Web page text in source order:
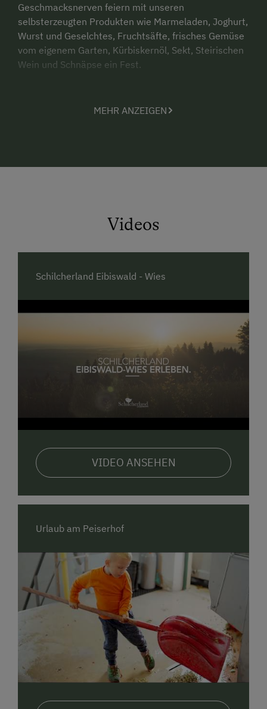
Geschmacksnerven feiern mit unseren
selbsterzeugten Produkten wie Marmeladen, Joghurt,
Wurst und Geselchtes, Fruchtsäfte, frisches Gemüse
vom eigenem Garten, Kürbiskernöl, Sekt, Steirischen
Wein und Schnäpse ein Fest.
Radfahren. Wanderwege und Radewege führen direkt
Spielen, mit in den Stall zugehen um die Tier zu
MEHR ANZEIGEN
Videos
Schilcherland Eibiswald - Wies
VIDEO ANSEHEN
Urlaub am Peiserhof